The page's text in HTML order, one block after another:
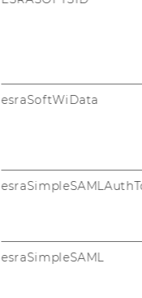
esraSoftWiData
esraSimpleSAML